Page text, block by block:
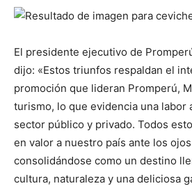
El presidente ejecutivo de
dijo: «Estos triunfos respaldan el
promoción que lideran Promperú,
turismo, lo que evidencia una labor
sector público y privado. Todos
en valor a nuestro país ante los
consolidándose como un destino
cultura, naturaleza y una deliciosa